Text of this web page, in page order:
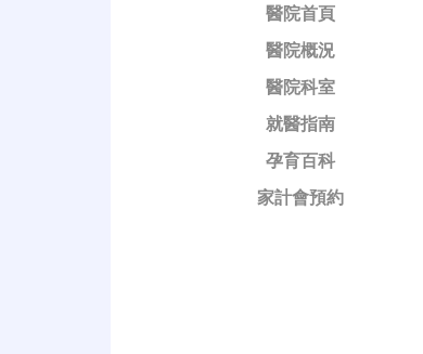
醫院首頁
醫院概況
醫院科室
就醫指南
孕育百科
家計會預約